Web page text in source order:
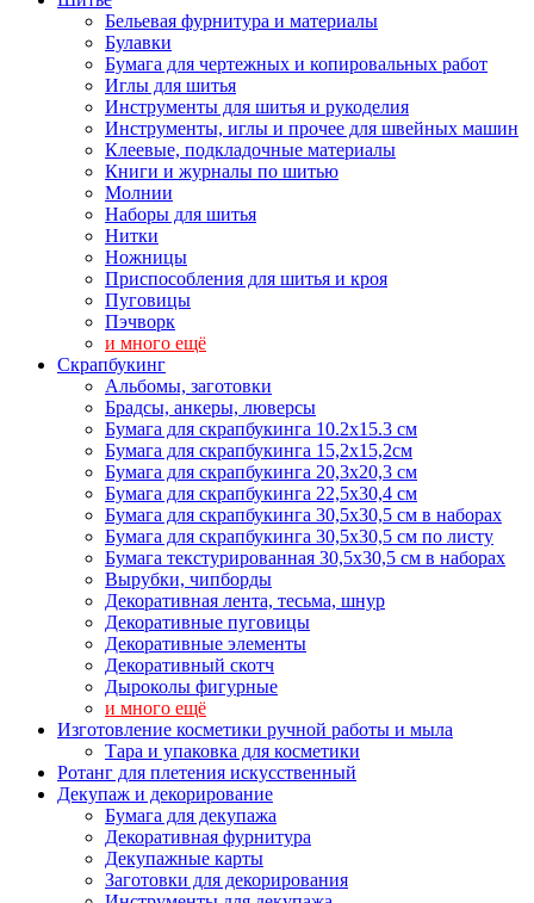
Бельевая фурнитура и материалы
Булавки
Бумага для чертежных и копировальных работ
Иглы для шитья
Инструменты для шитья и рукоделия
Инструменты, иглы и прочее для швейных машин
Клеевые, подкладочные материалы
Книги и журналы по шитью
Молнии
Наборы для шитья
Нитки
Ножницы
Приспособления для шитья и кроя
Пуговицы
Пэчворк
и много ещё
Скрапбукинг
Альбомы, заготовки
Брадсы, анкеры, люверсы
Бумага для скрапбукинга 10.2х15.3 см
Бумага для скрапбукинга 15,2х15,2см
Бумага для скрапбукинга 20,3х20,3 см
Бумага для скрапбукинга 22,5х30,4 см
Бумага для скрапбукинга 30,5х30,5 см в наборах
Бумага для скрапбукинга 30,5х30,5 см по листу
Бумага текстурированная 30,5х30,5 см в наборах
Вырубки, чипборды
Декоративная лента, тесьма, шнур
Декоративные пуговицы
Декоративные элементы
Декоративный скотч
Дыроколы фигурные
и много ещё
Изготовление косметики ручной работы и мыла
Тара и упаковка для косметики
Ротанг для плетения искусственный
Декупаж и декорирование
Бумага для декупажа
Декоративная фурнитура
Декупажные карты
Заготовки для декорирования